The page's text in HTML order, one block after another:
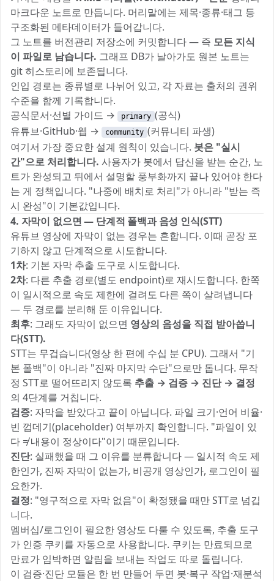
마크다운 노트로 만듭니다. 머리말에는 제목·종류·태그 등
구조화된 메타데이터가 들어갑니다.
그 노트를 버전관리 저장소에 커밋합니다 — 즉 모든 지식
이 파일로 남습니다. 그래프 DB가 날아가도 원본 노트는
git 히스토리에 보존됩니다.
인입 경로는 종류별로 나뉘어 있고, 각 자료는 출처의 권위
수준을 함께 기록합니다.
공식문서·선별 가이드 →
primary (공식)
유튜브·GitHub·웹 →
community (커뮤니티 파생)
여기서 가장 중요한 설계 원칙이 있습니다. 봇은 "실시
간"으로 처리합니다. 사용자가 봇에서 답신을 받는 순간, 노
트가 완성되고 뒤에서 설명할 풍부화까지 끝나 있어야 한다
는 게 정책입니다. "나중에 배치로 처리"가 아니라 "받는 즉
시 완성"이 기본값입니다.
4. 자막이 없으면 — 단계적 폴백과 음성 인식(STT)
유튜브 영상에 자막이 없는 경우는 흔합니다. 이때 곧장 포
기하지 않고 단계적으로 시도합니다.
1차: 기본 자막 추출 도구로 시도합니다.
2차: 다른 추출 경로(별도 endpoint)로 재시도합니다. 한쪽
이 일시적으로 속도 제한에 걸려도 다른 쪽이 살려냅니다
— 두 경로를 분리해 둔 이유입니다.
최후: 그래도 자막이 없으면 영상의 음성을 직접 받아씁니
다(STT).
STT는 무겁습니다(영상 한 편에 수십 분 CPU). 그래서 "기
본 폴백"이 아니라 "진짜 마지막 수단"으로만 돕니다. 무작
정 STT로 떨어뜨리지 않도록 추출 → 검증 → 진단 → 결정
의 4단계를 거칩니다.
검증: 자막을 받았다고 끝이 아닙니다. 파일 크기·언어 비율·
빈 껍데기(placeholder) 여부까지 확인합니다. "파일이 있
다 ≠ 내용이 정상이다"이기 때문입니다.
진단: 실패했을 때 그 이유를 분류합니다 — 일시적 속도 제
한인가, 진짜 자막이 없는가, 비공개 영상인가, 로그인이 필
요한가.
결정: "영구적으로 자막 없음"이 확정됐을 때만 STT로 넘깁
니다.
멤버십/로그인이 필요한 영상도 다룰 수 있도록, 추출 도구
가 인증 쿠키를 자동으로 사용합니다. 쿠키는 만료되므로
만료가 임박하면 알림을 보내는 작업도 따로 돌립니다.
이 검증·진단 모듈은 한 번 만들어 두면 봇·복구 작업·재분석